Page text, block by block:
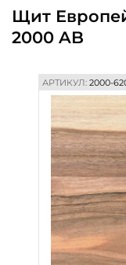
Блог
Контакты
Щит
2000 AB
АРТИКУЛ:2000-